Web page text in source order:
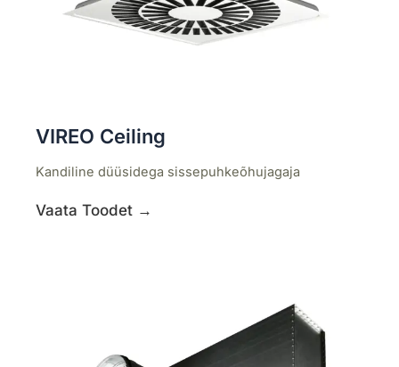
VIREO Ceiling
Kandiline düüsidega sissepuhkeõhujagaja
Vaata Toodet →